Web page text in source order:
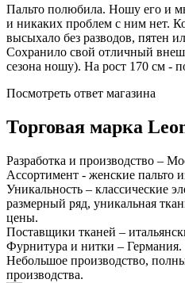
Пальто полюбила. Ношу его и
и никаких проблем с ним нет.
высыхало без разводов, пятен
Сохранило свой отличный
сезона ношу). На рост 170 см -
Посмотреть ответ магазина
Торговая марка
Разработка и производство –
Ассортимент - женские пальто
Уникальность – классические
размерный ряд, уникальная
цены.
Поставщики тканей –
Фурнитура и нитки – Германия.
Небольшое производство,
производства.